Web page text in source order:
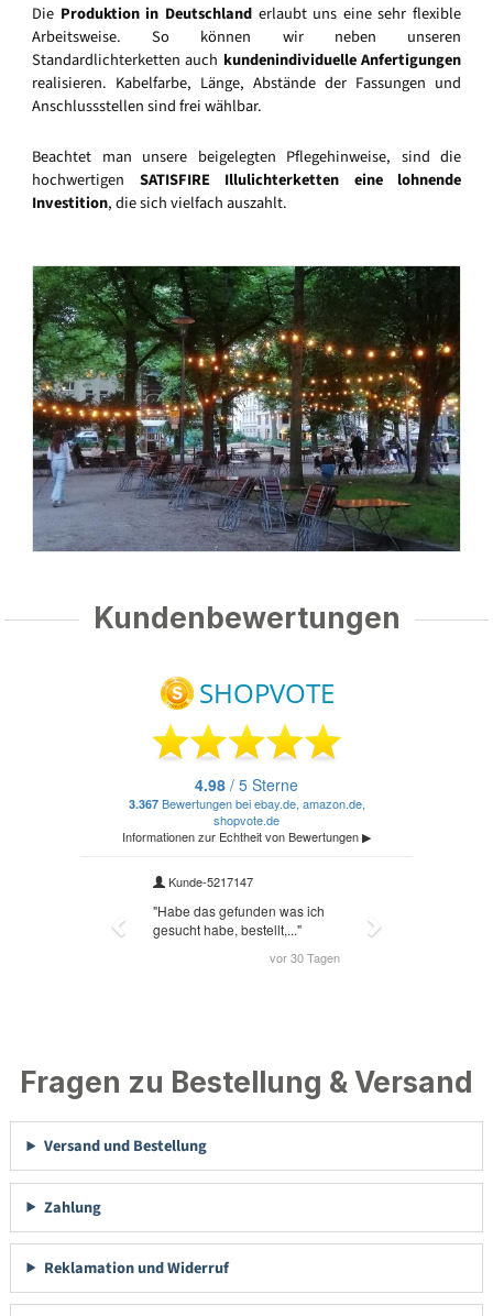
Die Produktion in Deutschlanderlaubt uns eine sehr flexible
Arbeitsweise. So können wir neben unseren
Standardlichterketten auch kundenindividuelle Anfertigungen
realisieren. Kabelfarbe, Länge, Abstände der Fassungen und
Anschlussstellen sind frei wählbar.
Beachtet man unsere beigelegten Pflegehinweise, sind die
hochwertigen SATISFIRE Illulichterketten eine lohnende
Investition, die sich vielfach auszahlt.
Kundenbewertungen
Fragen zu Bestellung & Versand
Versand und Bestellung
Zahlung
Reklamation und Widerruf